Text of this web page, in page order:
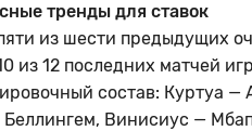
тренды для ставок
из шести предыдущих
из 12 последних матчей
состав: Куртуа
Винисиус —